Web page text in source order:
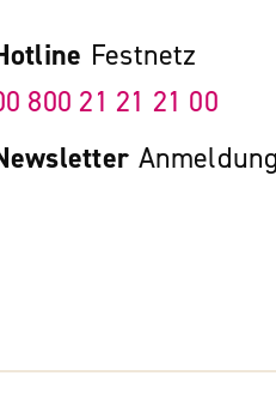
Festnetz
800 21 21 21 00
Anmeldung